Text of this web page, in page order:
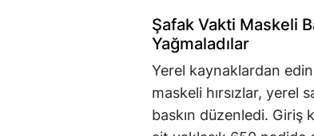
Şafak Vakti Maskeli
Yağmaladılar
Yerel kaynaklardan
maskeli hırsızlar, yerel
baskın düzenledi. Giriş